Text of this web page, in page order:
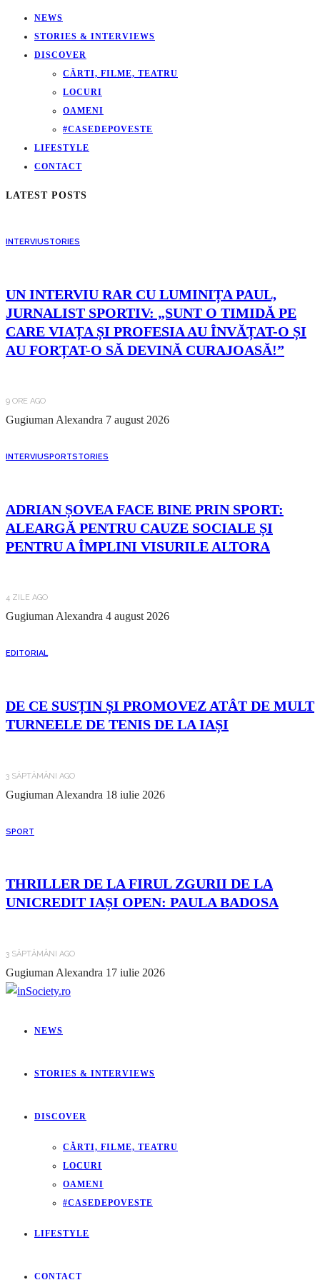
NEWS
STORIES & INTERVIEWS
DISCOVER
CĂRTI, FILME, TEATRU
LOCURI
OAMENI
#CASEDEPOVESTE
LIFESTYLE
CONTACT
LATEST POSTS
INTERVIUSTORIES
UN INTERVIU RAR CU LUMINIȚA PAUL,
JURNALIST SPORTIV: „SUNT O TIMIDĂ PE
CARE VIAȚA ȘI PROFESIA AU ÎNVĂȚAT-O ȘI
AU FORȚAT-O SĂ DEVINĂ CURAJOASĂ!”
9 ORE AGO
Gugiuman Alexandra 7 august 2026
INTERVIUSPORTSTORIES
ADRIAN ȘOVEA FACE BINE PRIN SPORT:
ALEARGĂ PENTRU CAUZE SOCIALE ȘI
PENTRU A ÎMPLINI VISURILE ALTORA
4 ZILE AGO
Gugiuman Alexandra 4 august 2026
EDITORIAL
DE CE SUSȚIN ȘI PROMOVEZ ATÂT DE MULT
TURNEELE DE TENIS DE LA IAȘI
3 SĂPTĂMÂNI AGO
Gugiuman Alexandra 18 iulie 2026
SPORT
THRILLER DE LA FIRUL ZGURII DE LA
UNICREDIT IAȘI OPEN: PAULA BADOSA
3 SĂPTĂMÂNI AGO
Gugiuman Alexandra 17 iulie 2026
NEWS
STORIES & INTERVIEWS
DISCOVER
CĂRTI, FILME, TEATRU
LOCURI
OAMENI
#CASEDEPOVESTE
LIFESTYLE
CONTACT